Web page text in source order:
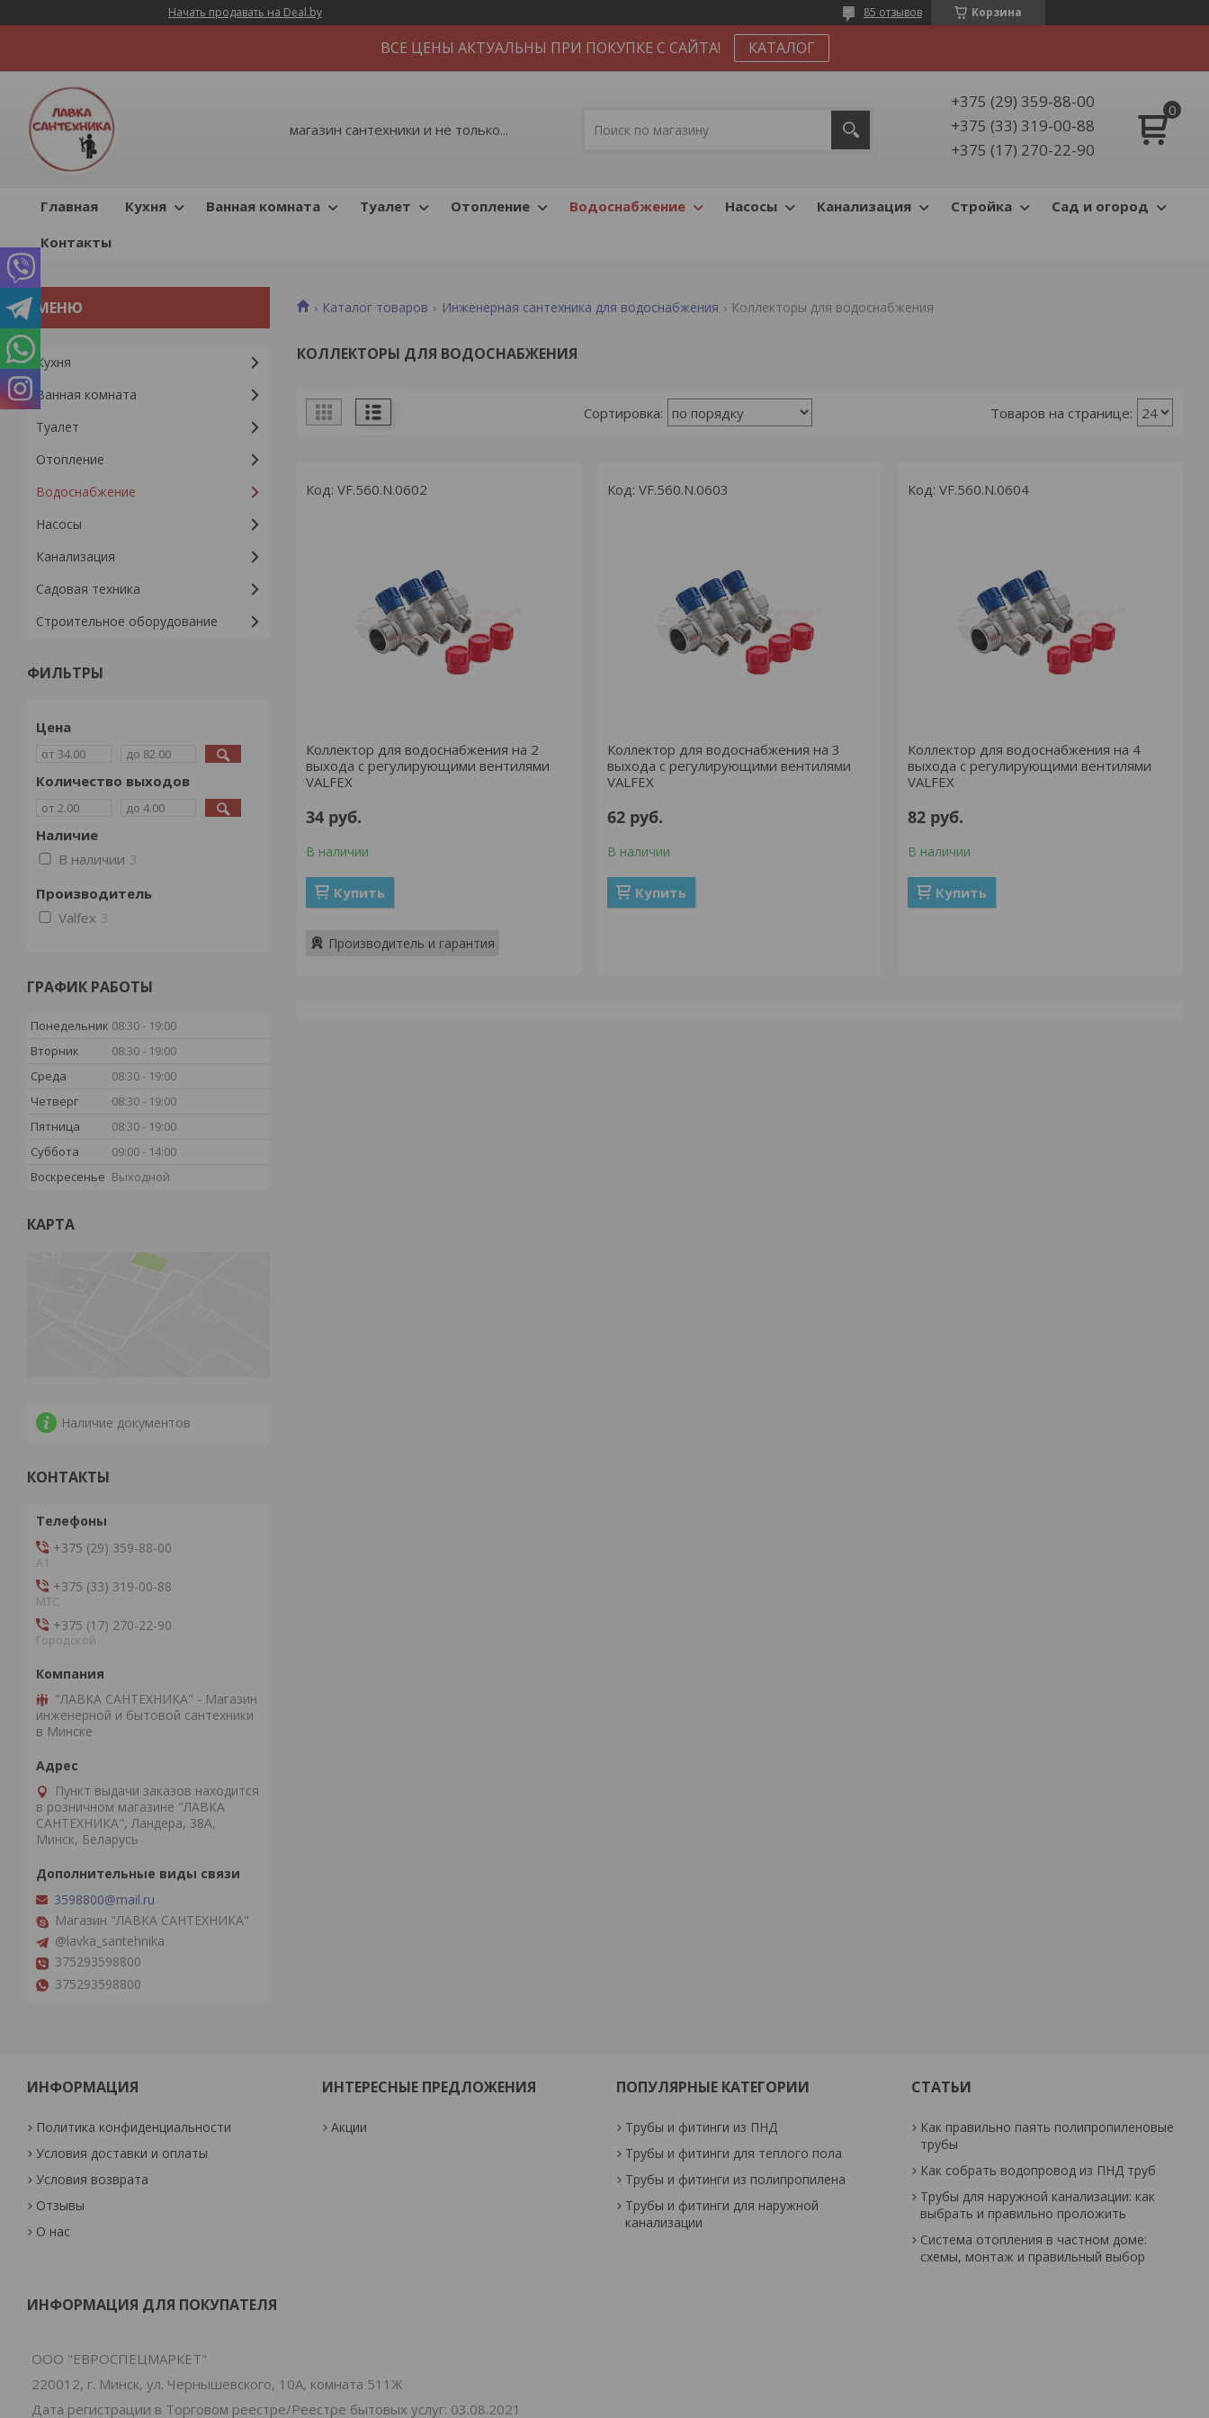
Начать продавать на Deal.by Корзина
85 отзывов
ВСЕ ЦЕНЫ АКТУАЛЬНЫ ПРИ ПОКУПКЕ С САЙТА! КАТАЛОГ
магазин сантехники и не только...
+375 (29) 359-88-00
+375 (33) 319-00-88
+375 (17) 270-22-90
Главная Кухня Ванная комната Туалет Отопление Водоснабжение Насосы Канализация Стройка
Сад и огород
Контакты
Каталог товаров Инженерная сантехника для водоснабжения Коллекторы для водоснабжения
КОЛЛЕКТОРЫ ДЛЯ ВОДОСНАБЖЕНИЯ
VF.560.N.0602
Коллектор для водоснабжения на 2
выхода с регулирующими вентилями
VALFEX
34 руб.
В наличии
Купить
Производитель и гарантия
VF.560.N.0603
Коллектор для водоснабжения на 3
выхода с регулирующими вентилями
VALFEX
62 руб.
В наличии
Купить
VF.560.N.0604
Коллектор для водоснабжения на 4
выхода с регулирующими вентилями
VALFEX
82 руб.
В наличии
Купить
Кухня
Ванная комната
Туалет
Отопление
Водоснабжение
Насосы
Канализация
Садовая техника
Строительное оборудование
ФИЛЬТРЫ
Цена
Количество выходов
Наличие
В наличии 3
Производитель
Valfex 3
ГРАФИК РАБОТЫ
Понедельник 08:30
19:00
Вторник
08:30
19:00
Среда
08:30
19:00
Четверг
08:30
19:00
Пятница
08:30
19:00
Суббота
09:00
14:00
Воскресенье Выходной
КАРТА
Наличие документов
КОНТАКТЫ
+375 (29) 359-88-00
А1
+375 (33) 319-00-88
МТС
+375 (17) 270-22-90
Городской
"ЛАВКА САНТЕХНИКА" - Магазин
инженерной и бытовой сантехники
в Минске
Пункт выдачи заказов находится
в розничном магазине "ЛАВКА
САНТЕХНИКА", Ландера, 38А,
Минск, Беларусь
3598800@mail.ru
Магазин "ЛАВКА САНТЕХНИКА"
@lavka_santehnika
375293598800
375293598800
ИНФОРМАЦИЯ
Политика конфиденциальности
Условия доставки и оплаты
Условия возврата
Отзывы
О нас
ИНТЕРЕСНЫЕ ПРЕДЛОЖЕНИЯ
Акции
ПОПУЛЯРНЫЕ КАТЕГОРИИ
Трубы и фитинги из ПНД
Трубы и фитинги для теплого пола
Трубы и фитинги из полипропилена
Трубы и фитинги для наружной
канализации
СТАТЬИ
Как правильно паять полипропиленовые
трубы
Как собрать водопровод из ПНД труб
Трубы для наружной канализации: как
выбрать и правильно проложить
Система отопления в частном доме:
схемы, монтаж и правильный выбор
ИНФОРМАЦИЯ ДЛЯ ПОКУПАТЕЛЯ
ООО "ЕВРОСПЕЦМАРКЕТ"
220012, г. Минск, ул. Чернышевского, 10А, комната 511Ж
Дата регистрации в Торговом реестре/Реестре бытовых услуг: 03.08.2021